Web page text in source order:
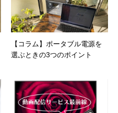
【コラム】ポータブル電源を
選ぶときの3つのポイント